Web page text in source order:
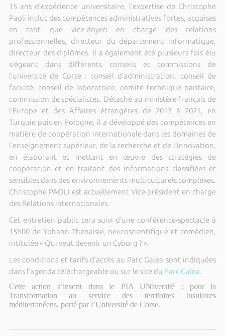
15 ans d’expérience universitaire, l’expertise de Christophe
Paoli inclut des compétences administratives fortes, acquises
en tant que vice-doyen en charge des relations
professionnelles, directeur du département informatique,
directeur des diplômes. Il a également été plusieurs fois élu
siégeant dans différents conseils et commissions de
l’université de Corse : conseil d’administration, conseil de
faculté, conseil de laboratoire, comité technique paritaire,
commission de spécialistes. Détaché au ministère français de
l’Europe et des Affaires étrangères de 2013 à 2021, en
Turquie puis en Pologne, il a développé des compétences en
matière de coopération internationale dans les domaines de
l’enseignement supérieur, de la recherche et de l’innovation,
en élaborant et mettant en œuvre des stratégies de
coopération et en traitant des informations classifiées et
sensibles dans des environnements multiculturels complexes.
Christophe PAOLI est actuellement Vice-président en charge
des Relations internationales.
Cet entretien public sera suivi d’une conférence-spectacle à
15h00 de Yohann Thenaisie, neuroscientifique et comédien,
intitulée « Qui veut devenir un Cyborg ? ».
Les conditions et tarifs d’accès au Parc Galea sont indiquées
dans l’agenda téléchargeable ou sur le site du Parc Galea.
Cette action s’inscrit dans le PIA UNIversité : pour la
Transformation au service des territoires Insulaires
méditerranéens, porté par l’Université de Corse.